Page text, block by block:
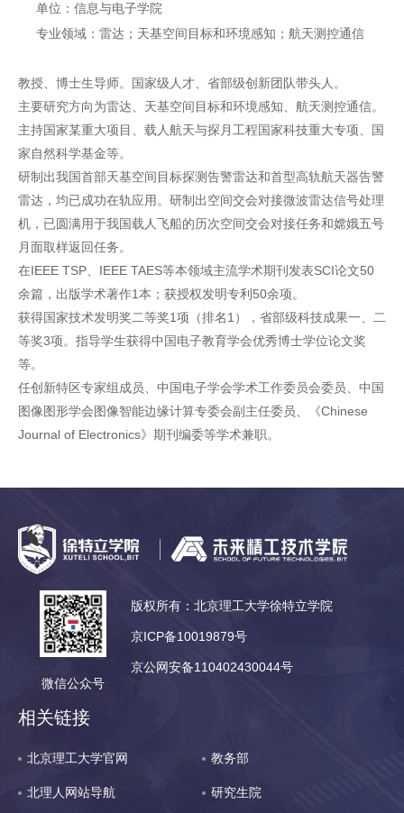
单位：信息与电子学院
专业领域：雷达；天基空间目标和环境感知；航天测控通信
教授、博士生导师。国家级人才、省部级创新团队带头人。
主要研究方向为雷达、天基空间目标和环境感知、航天测控通信。
主持国家某重大项目、载人航天与探月工程国家科技重大专项、国
家自然科学基金等。
研制出我国首部天基空间目标探测告警雷达和首型高轨航天器告警
雷达，均已成功在轨应用。研制出空间交会对接微波雷达信号处理
机，已圆满用于我国载人飞船的历次空间交会对接任务和嫦娥五号
月面取样返回任务。
在IEEE TSP、IEEE TAES等本领域主流学术期刊发表SCI论文50
余篇，出版学术著作1本；获授权发明专利50余项。
获得国家技术发明奖二等奖1项（排名1），省部级科技成果一、二
等奖3项。指导学生获得中国电子教育学会优秀博士学位论文奖
等。
任创新特区专家组成员、中国电子学会学术工作委员会委员、中国
图像图形学会图像智能边缘计算专委会副主任委员、《Chinese
Journal of Electronics》期刊编委等学术兼职。
微信公众号
版权所有：北京理工大学徐特立学院
京ICP备10019879号
京公网安备110402430044号
相关链接
北京理工大学官网 教务部
北理人网站导航 研究生院